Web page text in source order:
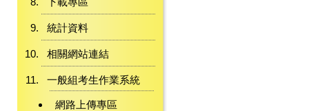
統計資料
相關網站連結
一般組考生作業系統
網路上傳專區